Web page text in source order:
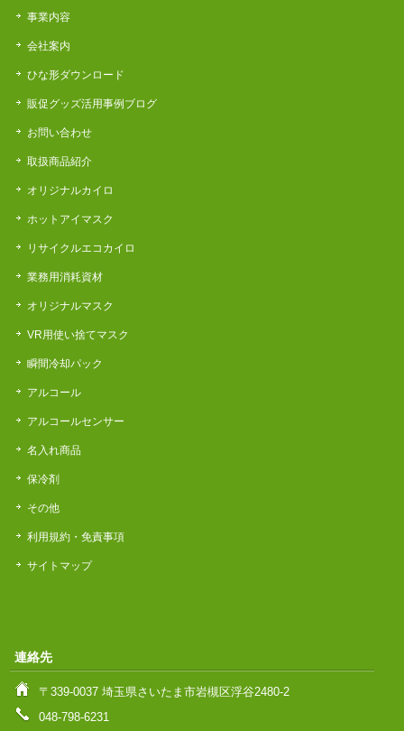
事業内容
会社案内
ひな形ダウンロード
販促グッズ活用事例ブログ
お問い合わせ
取扱商品紹介
オリジナルカイロ
ホットアイマスク
リサイクルエコカイロ
業務用消耗資材
オリジナルマスク
VR用使い捨てマスク
瞬間冷却パック
アルコール
アルコールセンサー
名入れ商品
保冷剤
その他
利用規約・免責事項
サイトマップ
連絡先
〒339-0037 埼玉県さいたま市岩槻区浮谷2480-2
048-798-6231